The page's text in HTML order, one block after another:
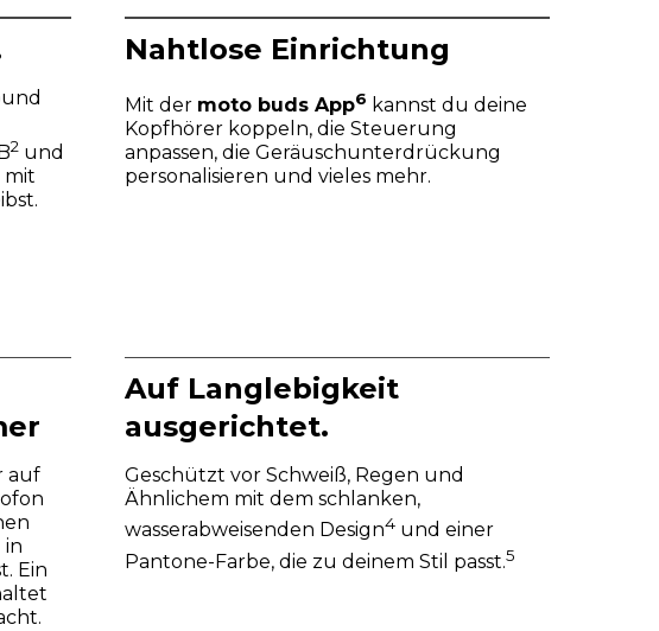
2 und
mit
Nahtlose Einrichtung
Mit der moto buds App6 kannst du deine
Kopfhörer koppeln, die Steuerung
anpassen, die Geräuschunterdrückung
personalisieren und vieles mehr.
auf
in
Ein
Auf Langlebigkeit
ausgerichtet.
Geschützt vor Schweiß, Regen und
Ähnlichem mit dem schlanken,
wasserabweisenden Design4 und einer
Pantone-Farbe, die zu deinem Stil passt.5